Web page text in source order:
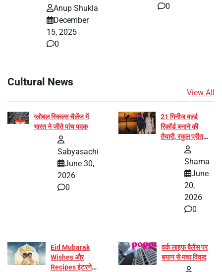
Anup Shukla
December
15, 2025
0
0
Cultural News
View All
ग्लोबल स्किल्स चैलेंज में
भारत ने जीते पांच पदक
Sabyasachi
June 30,
2026
0
21 गिनीज वर्ल्ड
रिकॉर्ड बनाने की
तैयारी, रकुल प्रीत
और प्रज्ञा जायसवाल
Shama
June
20,
2026
0
Eid Mubarak
Wishes और
Recipes इंटरनेट
वर्क लाइफ बैलेंस पर
बयान से मचा विवाद